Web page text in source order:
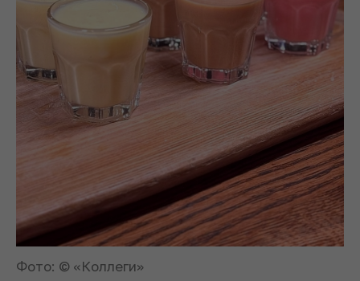
Фото: © «Коллеги»